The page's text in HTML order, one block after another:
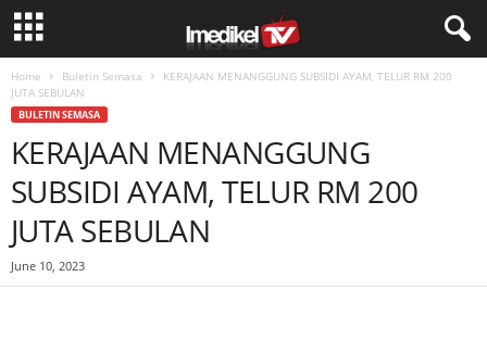
Home Buletin Semasa
KERAJAAN MENANGGUNG SUBSIDI AYAM, TELUR RM 200
JUTA SEBULAN
BULETIN SEMASA
KERAJAAN MENANGGUNG
SUBSIDI AYAM, TELUR RM 200
JUTA SEBULAN
June 10, 2023